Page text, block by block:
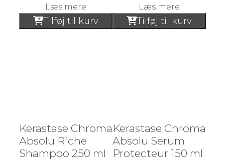
Læs mere
Tilføj til kurv
Læs mere
Tilføj til kurv
Kerastase Chroma
Absolu Riche
Shampoo 250 ml
Kerastase Chroma
Absolu Serum
Protecteur 150 ml